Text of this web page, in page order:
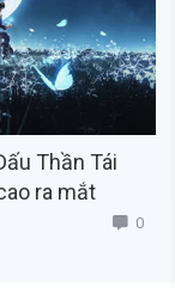
Thần Tái
ra mắt
0